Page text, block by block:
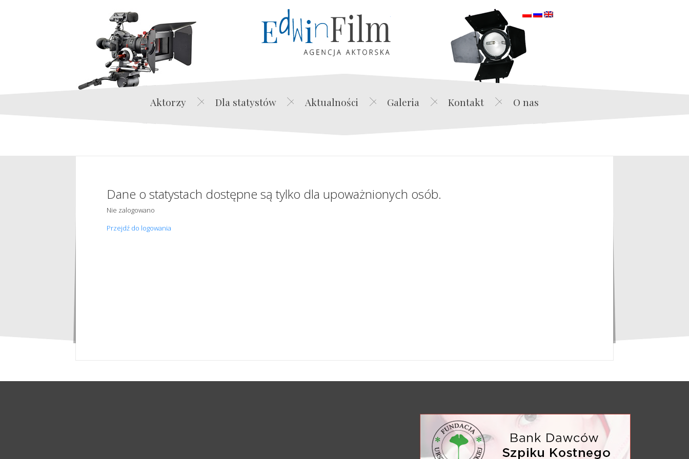
Edwin Film Agencja Aktorska
Aktorzy Dla statystów Aktualności Galeria Kontakt O nas
Dane o statystach dostępne są tylko dla upoważnionych osób.
Nie zalogowano
Przejdź do logowania